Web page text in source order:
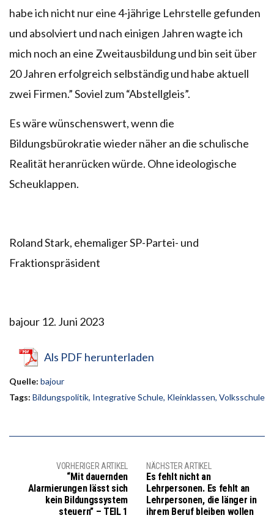
habe ich nicht nur eine 4-jährige Lehrstelle gefunden
und absolviert und nach einigen Jahren wagte ich
mich noch an eine Zweitausbildung und bin seit über
20 Jahren erfolgreich selbständig und habe aktuell
zwei Firmen.” Soviel zum “Abstellgleis”.
Es wäre wünschenswert, wenn die
Bildungsbürokratie wieder näher an die schulische
Realität heranrücken würde. Ohne ideologische
Scheuklappen.
Roland Stark, ehemaliger SP-Partei- und
Fraktionspräsident
bajour 12. Juni 2023
Als PDF herunterladen
Quelle: bajour
Tags: Bildungspolitik, Integrative Schule, Kleinklassen, Volksschule
VORHERIGER ARTIKEL
“Mit dauernden
Alarmierungen lässt sich
kein Bildungssystem
steuern” – TEIL 1
NÄCHSTER ARTIKEL
Es fehlt nicht an
Lehrpersonen. Es fehlt an
Lehrpersonen, die länger in
ihrem Beruf bleiben wollen